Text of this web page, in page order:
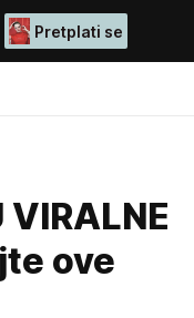
Pretplati se
VIRALNE
ove